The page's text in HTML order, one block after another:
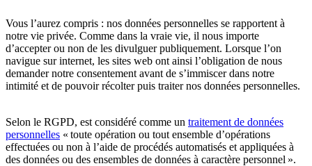
Vous l’aurez compris : nos données personnelles se rapportent à
notre vie privée. Comme dans la vraie vie, il nous importe
d’accepter ou non de les divulguer publiquement. Lorsque l’on
navigue sur internet, les sites web ont ainsi l’obligation de nous
demander notre consentement avant de s’immiscer dans notre
intimité et de pouvoir récolter puis traiter nos données personnelles.
Selon le RGPD, est considéré comme un traitement de données
personnelles « toute opération ou tout ensemble d’opérations
effectuées ou non à l’aide de procédés automatisés et appliquées à
des données ou des ensembles de données à caractère personnel ».